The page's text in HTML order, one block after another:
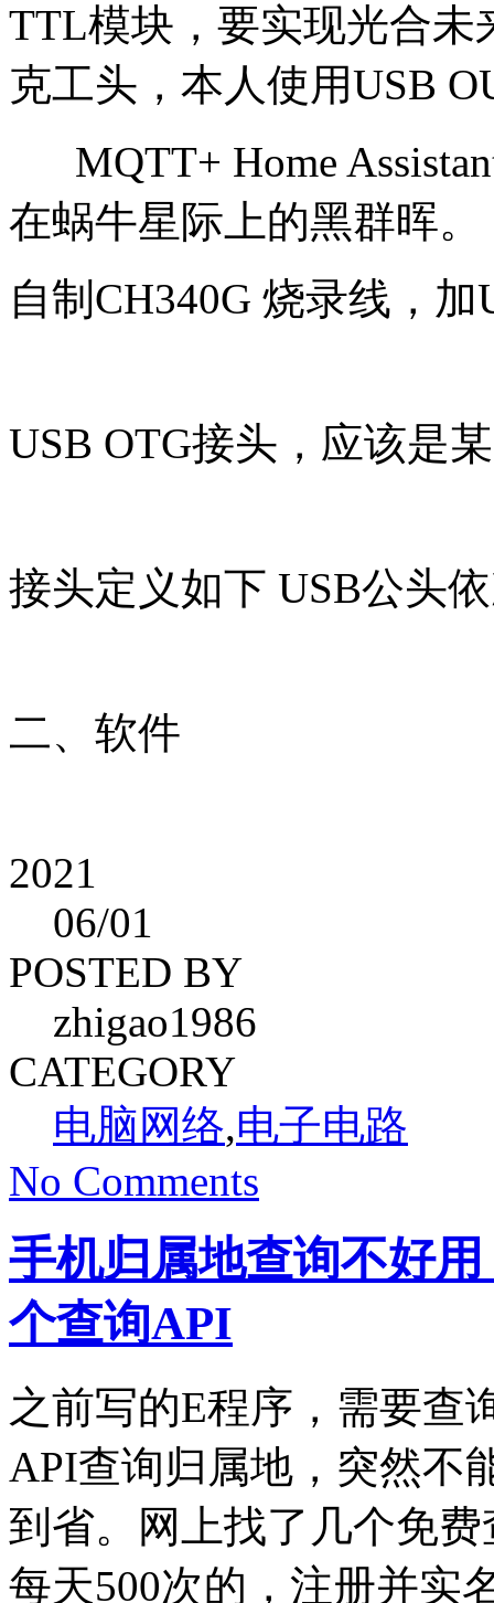
TTL模块，要实现光合未
克工头，本人使用USB
MQTT+ Home
在蜗牛星际上的黑群晖。
自制CH340G 烧录线，
USB OTG接头，应该是
接头定义如下 USB公头
二、软件
2021
06/01
POSTED BY
zhigao1986
CATEGORY
电脑网络,电子电路
No Comments
手机归属地查询不好
个查询API
之前写的E程序，需要查
API查询归属地，突然不
到省。网上找了几个免
每天500次的，注册并实